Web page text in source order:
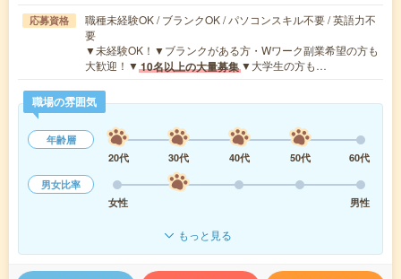
応募資格
職種未経験OK / ブランクOK / パソコンスキル不要 / 英語力不
要
▼未経験OK！▼ブランクがある方・Wワーク副業希望の方も
大歓迎！▼ 10名以上の大量募集 ▼大学生の方も…
職場の雰囲気
年齢層
20代
30代 40代 50代
60代
男女比率
女性
男性
もっと見る